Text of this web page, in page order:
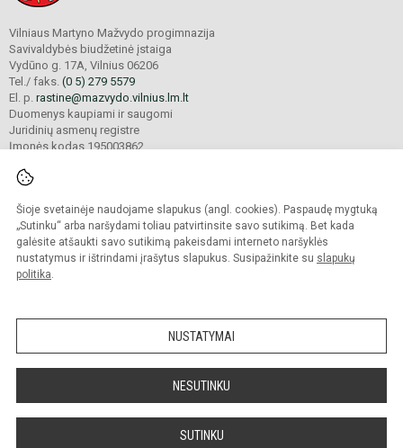
Šioje svetainėje naudojame slapukus (angl. cookies). Paspaudę mygtuką
„Sutinku“ arba naršydami toliau patvirtinsite savo sutikimą. Bet kada
galėsite atšaukti savo sutikimą pakeisdami interneto naršyklės
nustatymus ir ištrindami įrašytus slapukus. Susipažinkite su slapukų
politika.
NUSTATYMAI
NESUTINKU
SUTINKU
Vilniaus Martyno Mažvydo progimnazija
Savivaldybės biudžetinė įstaiga
Vydūno g. 17A, Vilnius 06206
Tel./ faks. (0 5) 279 5579
El. p. rastine@mazvydo.vilnius.lm.lt
Duomenys kaupiami ir saugomi
Juridinių asmenų registre
Įmonės kodas 195003862
© 2022. Vilniaus Martyno Mažvydo progimnazija. Visos teisės saugomos.
Kopijuoti turinį be raštiško įstaigos administracijos sutikimo griežtai draudžiama.
Prieinamumo paraiška Slapukų valdymas
Sumanus būdas atnaujinti